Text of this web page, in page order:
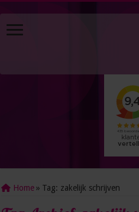
Home » Tag: zakelijk schrijven